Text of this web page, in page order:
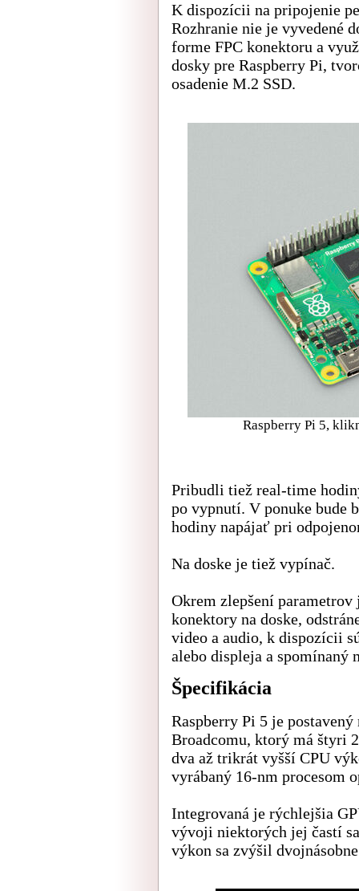
K dispozícii na pripojenie
Rozhranie nie je vyvedené
forme FPC konektoru a
dosky pre Raspberry Pi,
osadenie M.2 SSD.
Raspberry Pi 5,
Pribudli tiež real-time
po vypnutí. V ponuke bude
hodiny napájať pri
Na doske je tiež vypínač.
Okrem zlepšení
konektory na doske,
video a audio, k dispozícii
alebo displeja a spomínaný
Špecifikácia
Raspberry Pi 5 je
Broadcomu, ktorý má štyri
dva až trikrát vyšší CPU
vyrábaný 16-nm procesom
Integrovaná je rýchlejšia
vývoji niektorých jej častí
výkon sa zvýšil